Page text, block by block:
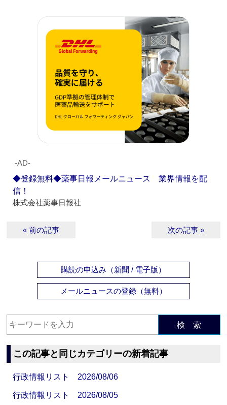
‐AD‐
◆登録無料◆薬事日報メールニュース 業界情報を配
信！
株式会社薬事日報社
« 前の記事 次の記事 »
購読の申込み（新聞 / 電子版）
メールニュースの登録（無料）
検 索
この記事と同じカテゴリーの新着記事
行政情報リスト 2026/08/06
行政情報リスト 2026/08/05